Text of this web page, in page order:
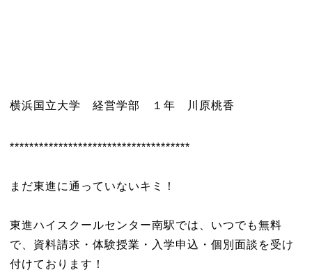
横浜国立大学 経営学部 １年 川原桃香
*************************************
まだ東進に通っていないキミ！
東進ハイスクールセンター南駅では、いつでも無料
で、資料請求・体験授業・入学申込・個別面談を受け
付けております！